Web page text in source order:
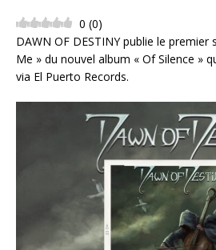
0 (0)
DAWN OF DESTINY publie le premier
Me » du nouvel album « Of Silence »
via El Puerto Records.